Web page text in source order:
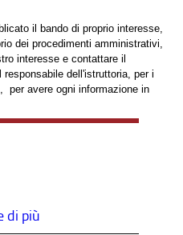
il bando di proprio interesse,
dei procedimenti amministrativi,
interesse e contattare il
dell'istruttoria, per i
per avere ogni informazione in
di più